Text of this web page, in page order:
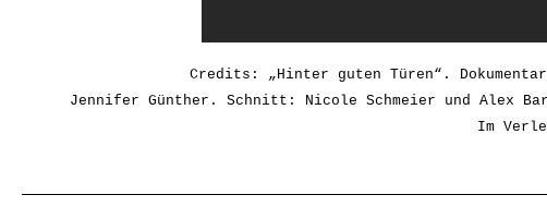
Credits: „Hinter guten Türen“.
Jennifer Günther. Schnitt: Nicole Schmeier und Alex
Im